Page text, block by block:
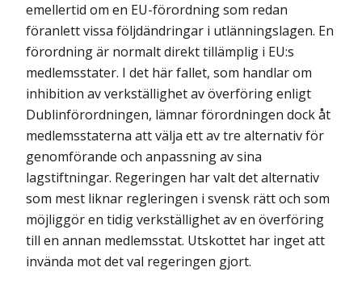
emellertid om en EU-förordning som redan
föranlett vissa följdändringar i utlänningslagen. En
förordning är normalt direkt tillämplig i EU:s
medlemsstater. I det här fallet, som handlar om
inhibition av verkställighet av överföring enligt
Dublinförordningen, läm­nar förordningen dock åt
medlemsstaterna att välja ett av tre alternativ för
genomförande och anpassning av sina
lagstiftningar. Regeringen har valt det alternativ
som mest liknar regleringen i svensk rätt och som
möjliggör en tidig verkställighet av en överföring
till en annan medlemsstat. Utskottet har inget att
invända mot det val regeringen gjort.